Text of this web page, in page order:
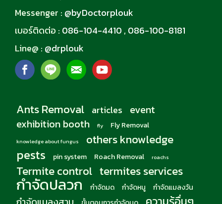
Messenger : @byDoctorplouk
เบอร์ติดต่อ : 086-104-4410 , 086-100-8181
Line@ : @drplouk
Ants Removal articles
event
exhibition booth
fly Fly Removal
knowledge about fungus others knowledge
pests pin system Roach Removal roachs
Termite control termites services
กำจัดปลวก กำจัดมด กำจัดหนู กำจัดแมลงวัน